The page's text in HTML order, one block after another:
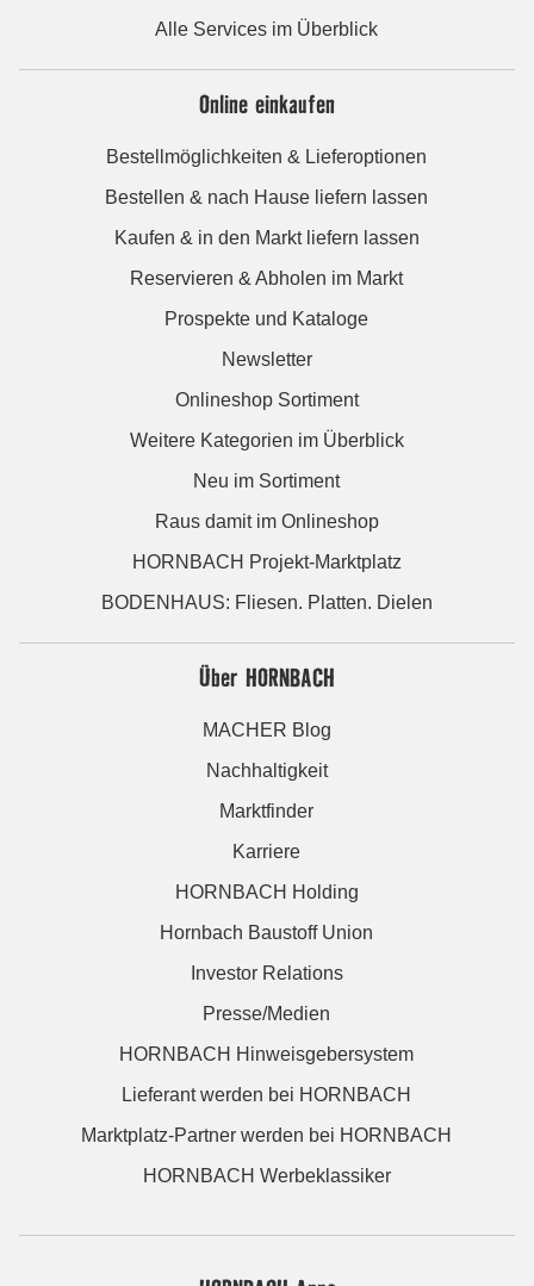
Alle Services im Überblick
Online einkaufen
Bestellmöglichkeiten & Lieferoptionen
Bestellen & nach Hause liefern lassen
Kaufen & in den Markt liefern lassen
Reservieren & Abholen im Markt
Prospekte und Kataloge
Newsletter
Onlineshop Sortiment
Weitere Kategorien im Überblick
Neu im Sortiment
Raus damit im Onlineshop
HORNBACH Projekt-Marktplatz
BODENHAUS: Fliesen. Platten. Dielen
Über HORNBACH
MACHER Blog
Nachhaltigkeit
Marktfinder
Karriere
HORNBACH Holding
Hornbach Baustoff Union
Investor Relations
Presse/Medien
HORNBACH Hinweisgebersystem
Lieferant werden bei HORNBACH
Marktplatz-Partner werden bei HORNBACH
HORNBACH Werbeklassiker